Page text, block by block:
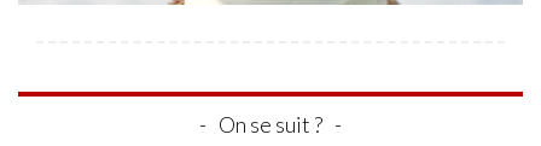
On se suit ?